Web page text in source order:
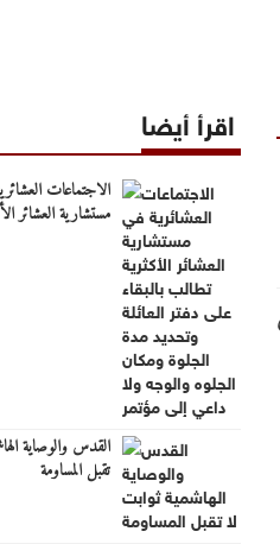
اقرأ أيضا
الاجتماعات
مستشارية العشائر
القدس والوصاية
تقبل المساومة